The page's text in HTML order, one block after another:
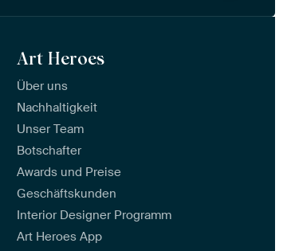
Art Heroes
Über uns
Nachhaltigkeit
Unser Team
Botschafter
Awards und Preise
Geschäftskunden
Interior Designer Programm
Art Heroes App